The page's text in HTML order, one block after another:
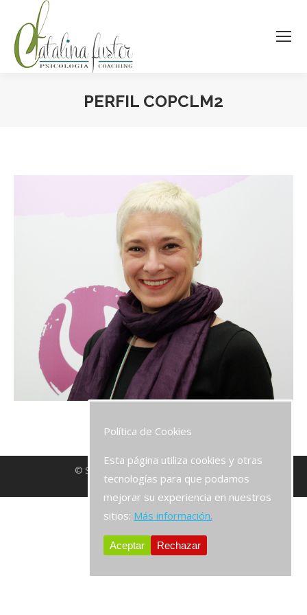
PERFIL COPCLM2
© Seven PSY 2016. All rights reserved.
Política de Cookies
Esta página utiliza cookies y otras
tecnologías para que podamos
mejorar su experiencia en nuestros
sitios: Más información.
Aceptar Rechazar